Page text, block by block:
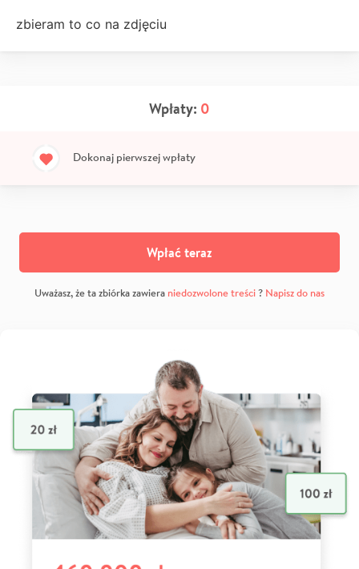
zbieram to co na zdjęciu
Wpłaty: 0
Dokonaj pierwszej wpłaty
Wpłać teraz
Uważasz, że ta zbiórka zawiera niedozwolone treści? Napisz do nas